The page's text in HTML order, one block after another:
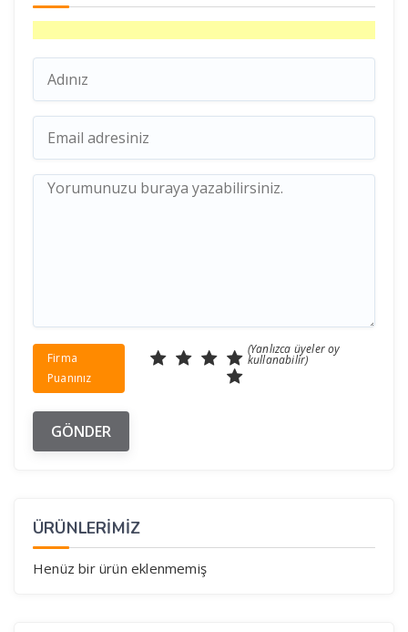
Firma
Puanınız
(Yanlızca üyeler oy
kullanabilir)
ÜRÜNLERİMİZ
Henüz bir ürün eklenmemiş